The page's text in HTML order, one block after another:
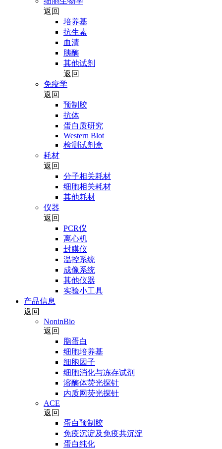
返回
培养基
抗生素
血清
胰酶
其他试剂
返回
免疫学
返回
预制胶
抗体
蛋白质研究
Western Blot
检测试剂盒
耗材
返回
分子相关耗材
细胞相关耗材
其他耗材
仪器
返回
PCR仪
离心机
封膜仪
温控系统
成像系统
其他仪器
实验小工具
产品信息
返回
NoninBio
返回
脂蛋白
细胞培养基
细胞因子
细胞消化与冻存试剂
溶酶体荧光探针
内质网荧光探针
ACE
返回
蛋白预制胶
免疫沉淀及免疫共沉淀
蛋白纯化